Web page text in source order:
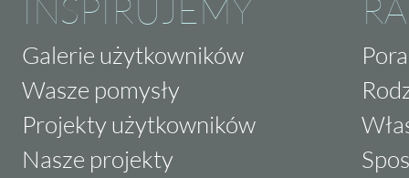
INSPIRUJEMY
Galerie użytkowników
Wasze pomysły
Projekty użytkowników
Nasze projekty